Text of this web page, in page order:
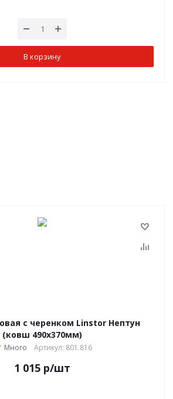
В корзину
с черенком Linstor Нептун
(ковш 490х370мм)
Много Артикул: 801.816
1 015 р/шт